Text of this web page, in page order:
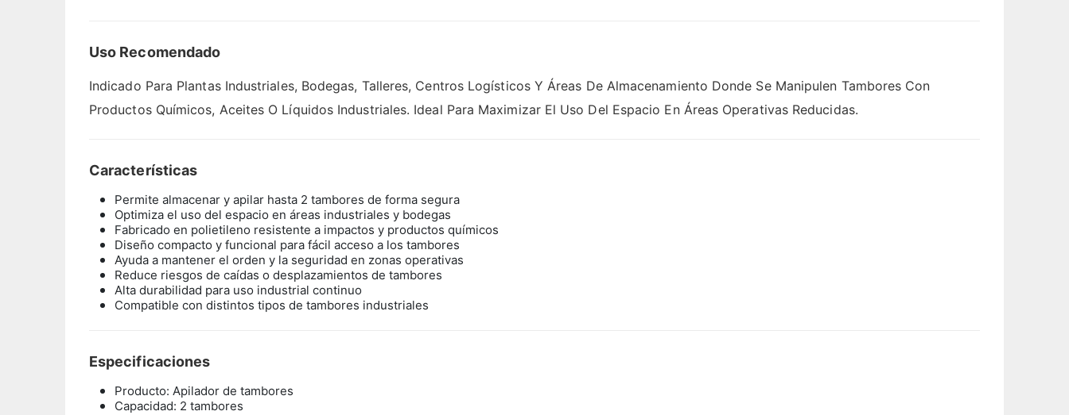
Uso Recomendado
Indicado Para Plantas Industriales, Bodegas, Talleres, Centros Logísticos Y Áreas De Almacenamiento Donde Se Manipulen Tambores Con
Productos Químicos, Aceites O Líquidos Industriales. Ideal Para Maximizar El Uso Del Espacio En Áreas Operativas Reducidas.
Características
Permite almacenar y apilar hasta 2 tambores de forma segura
Optimiza el uso del espacio en áreas industriales y bodegas
Fabricado en polietileno resistente a impactos y productos químicos
Diseño compacto y funcional para fácil acceso a los tambores
Ayuda a mantener el orden y la seguridad en zonas operativas
Reduce riesgos de caídas o desplazamientos de tambores
Alta durabilidad para uso industrial continuo
Compatible con distintos tipos de tambores industriales
Especificaciones
Producto: Apilador de tambores
Capacidad: 2 tambores